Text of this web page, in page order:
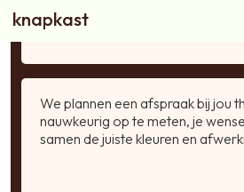
knapkast
1
We plannen een afspraak bij jou
nauwkeurig op te meten, je
samen de juiste kleuren en